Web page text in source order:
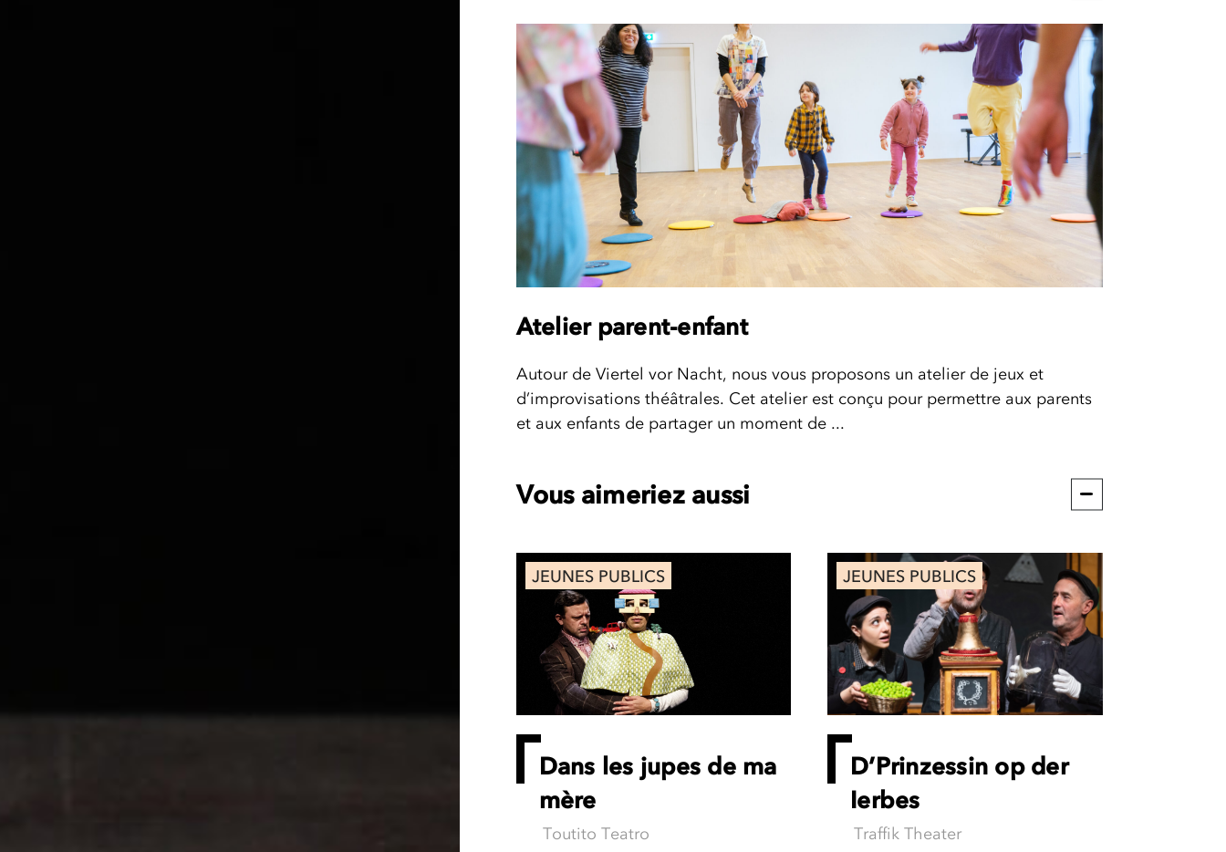
Atelier parent-enfant
Autour de Viertel vor Nacht, nous vous proposons un atelier de jeux et
d’improvisations théâtrales. Cet atelier est conçu pour permettre aux parents
et aux enfants de partager un moment de ...
Vous aimeriez aussi
JEUNES PUBLICS
Dans les jupes de ma
mère
Toutito Teatro
JEUNES PUBLICS
D’Prinzessin op der
Ierbes
Traffik Theater